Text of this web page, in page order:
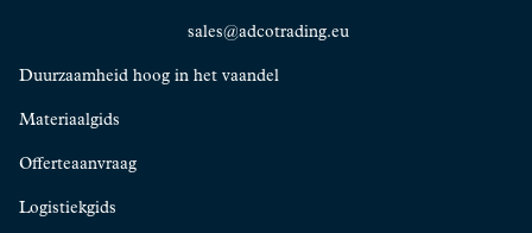
Duurzaamheid hoog in het vaandel
Materiaalgids
Offerteaanvraag
Logistiekgids
sales@adcotrading.eu